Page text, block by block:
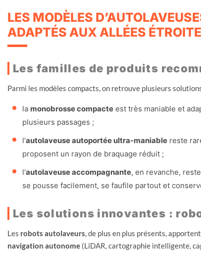
LES MODÈLES
ADAPTÉS AUX ALLÉES
Les familles de produits
Parmi les modèles compacts, on retrouve plusieurs
la monobrosse compacte est très maniable et
plusieurs passages ;
l’autolaveuse autoportée ultra-maniable reste
proposent un rayon de braquage réduit ;
l’autolaveuse accompagnante, en revanche,
se pousse facilement, se faufile partout et
Les solutions innovantes :
Les robots autolaveurs, de plus en plus présents,
navigation autonome (LiDAR, cartographie intelligente,